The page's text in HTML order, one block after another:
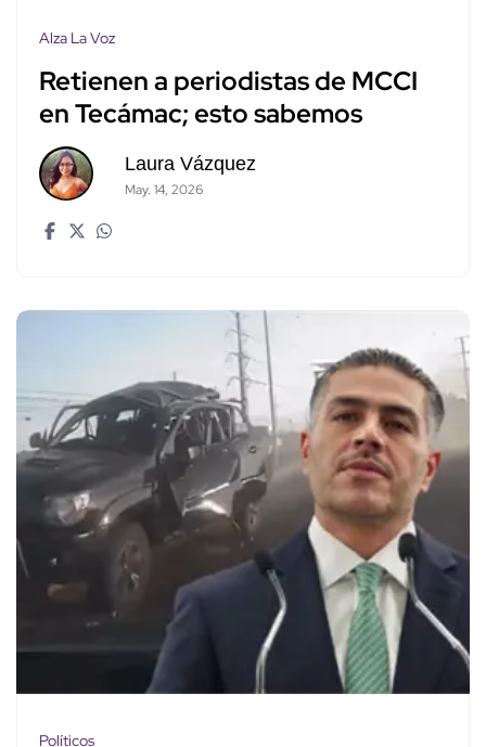
Alza La Voz
Retienen a periodistas de MCCI
en Tecámac; esto sabemos
Laura Vázquez
May. 14, 2026
Políticos